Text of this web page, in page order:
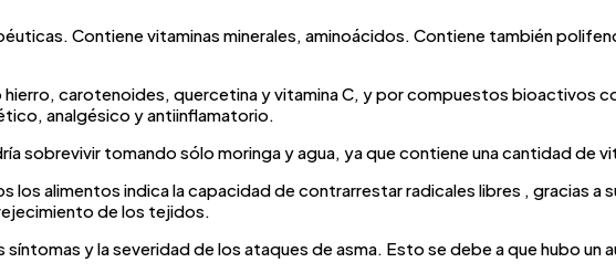
Contiene vitaminas minerales, aminoácidos. Contiene también
carotenoides, quercetina y vitamina C, y por compuestos bioactivos
analgésico y antiinflamatorio.
sobrevivir tomando sólo moringa y agua, ya que contiene una cantidad de
alimentos indica la capacidad de contrarrestar radicales libres , gracias a
de los tejidos.
síntomas y la severidad de los ataques de asma. Esto se debe a que hubo un